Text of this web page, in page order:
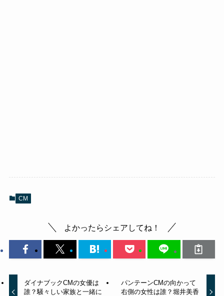
CM
よかったらシェアしてね！
ダイナブックCMの女優は
誰？騒々しい家族と一緒に
パンテーンCMの向かって
右側の女性は誰？堀井美香